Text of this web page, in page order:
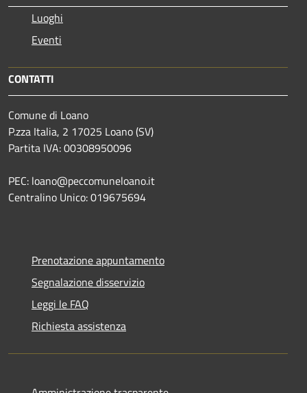
Luoghi
Eventi
CONTATTI
Comune di Loano
P.zza Italia, 2 17025 Loano (SV)
Partita IVA: 00308950096
PEC: loano@peccomuneloano.it
Centralino Unico: 019675694
Prenotazione appuntamento
Segnalazione disservizio
Leggi le FAQ
Richiesta assistenza